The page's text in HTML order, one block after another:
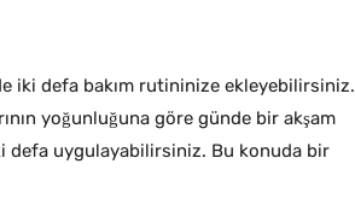
iki defa bakım rutininize ekleyebilirsiniz.
yoğunluğuna göre günde bir akşam
defa uygulayabilirsiniz. Bu konuda bir